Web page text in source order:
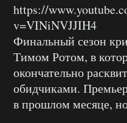
https://
v=VINiNVJJIH4
Финальный сезон
Тимом Ротом, в
окончательно
обидчиками.
в прошлом месяце,